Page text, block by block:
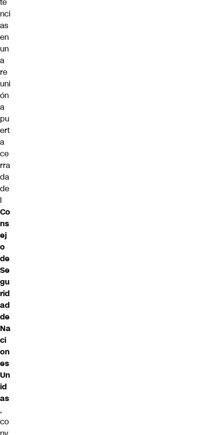
nci
as
en
un
a
re
uni
ón
a
pu
ert
a
ce
rra
da
de
l
Co
ns
ej
o
de
Se
gu
rid
ad
de
Na
ci
on
es
Un
id
as
,
co